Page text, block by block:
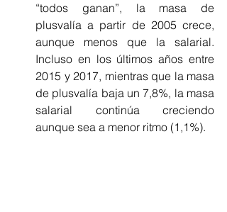
“todos ganan”, la masa de
plusvalía a partir de 2005 crece,
aunque menos que la salarial.
Incluso en los últimos años entre
2015 y 2017, mientras que la masa
de plusvalía baja un 7,8%, la masa
salarial continúa creciendo
aunque sea a menor ritmo (1,1%).